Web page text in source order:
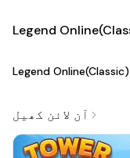
Legend Online(Classic)
آن لائن کھیل